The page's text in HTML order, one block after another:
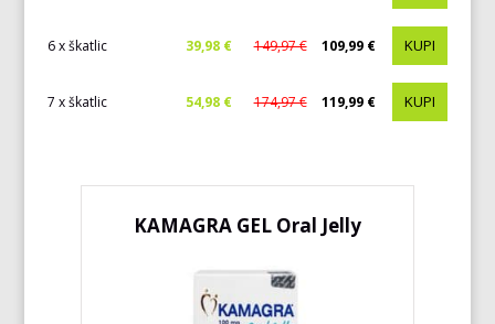
6 x škatlic 39,98 € 149,97 € 109,99 € KUPI
7 x škatlic 54,98 € 174,97 € 119,99 € KUPI
KAMAGRA GEL Oral Jelly